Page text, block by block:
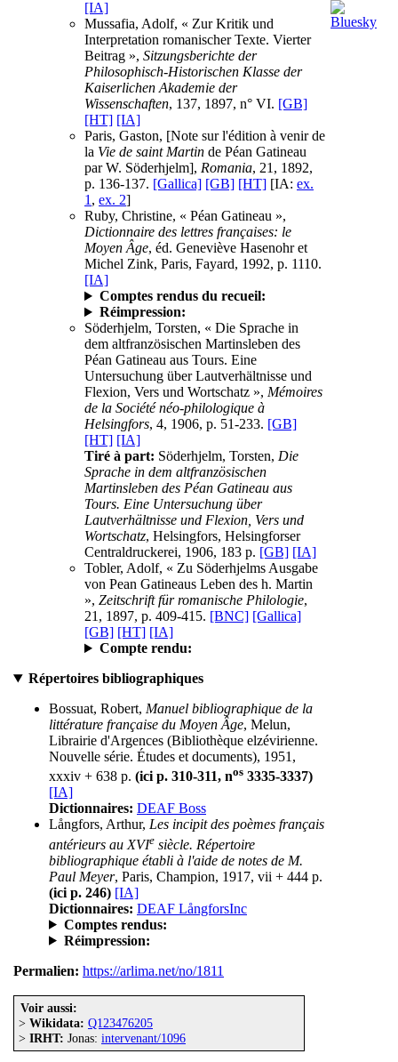
[IA]
Mussafia, Adolf, « Zur Kritik und
Interpretation romanischer Texte. Vierter
Beitrag », Sitzungsberichte der
Philosophisch-Historischen Klasse der
Kaiserlichen Akademie der
Wissenschaften, 137, 1897, n° VI. [GB]
[HT] [IA]
Paris, Gaston, [Note sur l'édition à venir de
la Vie de saint Martin de Péan Gatineau
par W. Söderhjelm], Romania, 21, 1892,
p. 136-137. [Gallica] [GB] [HT] [IA: ex.
1 , ex. 2]
Ruby, Christine, « Péan Gatineau »,
Dictionnaire des lettres françaises: le
Moyen Âge, éd. Geneviève Hasenohr et
Michel Zink, Paris, Fayard, 1992, p. 1110.
[IA]
Comptes rendus du recueil:
Réimpression:
Söderhjelm, Torsten, « Die Sprache in
dem altfranzösischen Martinsleben des
Péan Gatineau aus Tours. Eine
Untersuchung über Lautverhältnisse und
Flexion, Vers und Wortschatz », Mémoires
de la Société néo-philologique à
Helsingfors, 4, 1906, p. 51-233. [GB]
[HT] [IA]
Tiré à part: Söderhjelm, Torsten, Die
Sprache in dem altfranzösischen
Martinsleben des Péan Gatineau aus
Tours. Eine Untersuchung über
Lautverhältnisse und Flexion, Vers und
Wortschatz, Helsingfors, Helsingforser
Centraldruckerei, 1906, 183 p. [GB] [IA]
Tobler, Adolf, « Zu Söderhjelms Ausgabe
von Pean Gatineaus Leben des h. Martin
», Zeitschrift für romanische Philologie,
21, 1897, p. 409-415. [BNC] [Gallica]
[GB] [HT] [IA]
Compte rendu:
Répertoires bibliographiques
Bossuat, Robert, Manuel bibliographique de la
littérature française du Moyen Âge, Melun,
Librairie d'Argences (Bibliothèque elzévirienne.
Nouvelle série. Études et documents), 1951,
xxxiv + 638 p. (ici p. 310-311, nos 3335-3337)
[IA]
Dictionnaires: DEAF Boss
Långfors, Arthur, Les incipit des poèmes français
antérieurs au XVIe siècle. Répertoire
bibliographique établi à l'aide de notes de M.
Paul Meyer, Paris, Champion, 1917, vii + 444 p.
(ici p. 246) [IA]
Dictionnaires: DEAF LångforsInc
Comptes rendus:
Réimpression:
Permalien: https://arlima.net/no/1811
Voir aussi:
> Wikidata: Q123476205
> IRHT: Jonas: intervenant/1096